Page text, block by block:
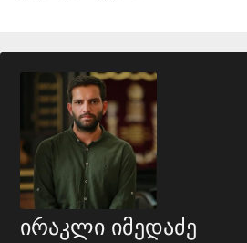
ირაკლი იმედაძე